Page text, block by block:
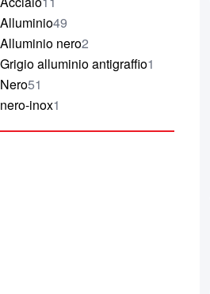
Alluminio49
elementi
Alluminio nero2
elementi
Grigio alluminio antigraffio1
elemento
Nero51
elementi
nero-inox1
elemento